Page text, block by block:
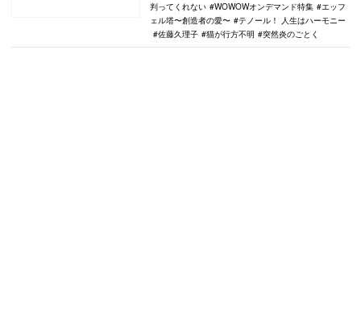
判ってくれない
WOWOWオンデマンド特集
エッフ
ェル塔〜創造者の愛〜
テノール！ 人生はハーモニー
佐藤久理子
猫が行方不明 突然炎のごとく